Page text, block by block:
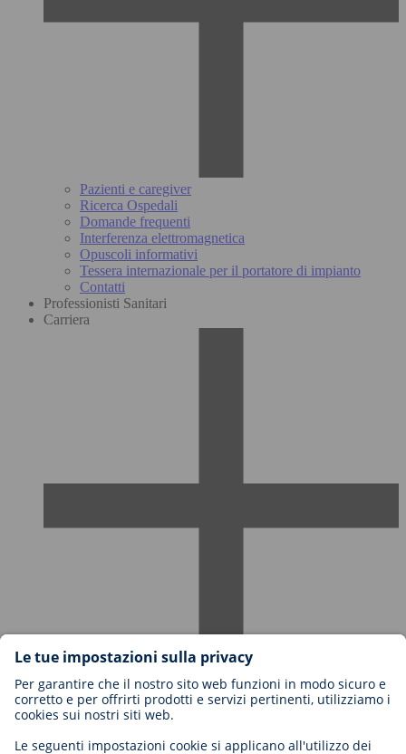
Pazienti e caregiver
Ricerca Ospedali
Domande frequenti
Interferenza elettromagnetica
Opuscoli informativi
Tessera internazionale per il portatore di impianto
Contatti
Professionisti Sanitari
Carriera
Carriere in BIOTRONIK
Livelli di carriera
Candidatura